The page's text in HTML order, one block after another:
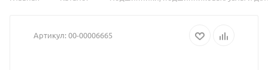
16
Артикул:00-00006665